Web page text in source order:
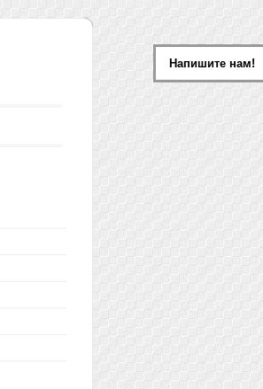
Напишите нам!